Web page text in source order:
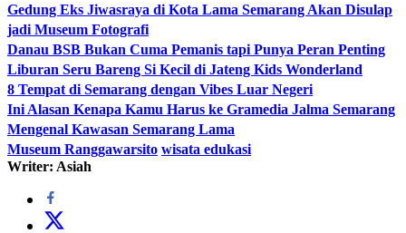
Gedung Eks Jiwasraya di Kota Lama Semarang Akan Disulap
jadi Museum Fotografi
Danau BSB Bukan Cuma Pemanis tapi Punya Peran Penting
Liburan Seru Bareng Si Kecil di Jateng Kids Wonderland
8 Tempat di Semarang dengan Vibes Luar Negeri
Ini Alasan Kenapa Kamu Harus ke Gramedia Jalma Semarang
Mengenal Kawasan Semarang Lama
Museum Ranggawarsito wisata edukasi
Writer: Asiah